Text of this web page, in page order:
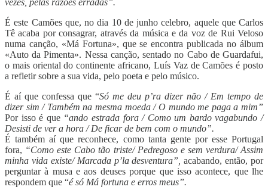
É este Camões que, no dia 10 de junho celebro, aquele que Carlos
Tê acaba por consagrar, através da música e da voz de Rui Veloso
numa canção, «Má Fortuna», que se encontra publicada no álbum
«Auto da Pimenta». Nessa canção, sentado no Cabo de Guardafui,
o mais oriental do continente africano, Luís Vaz de Camões é posto
a refletir sobre a sua vida, pelo poeta e pelo músico.
É aí que confessa que “Só me deu p’ra dizer não / Em tempo de
dizer sim / Também na mesma moeda / O mundo me paga a mim”
Por isso é que “ando estrada fora / Como um bardo vagabundo /
Desisti de ver a hora / De ficar de bem com o mundo”.
É também aí que reconhece, como tanta gente por esse Portugal
fora, “Como este Cabo tão triste/ Pedregoso e sem verdura/ Assim
minha vida existe/ Marcada p’la desventura”,acabando, então, por
perguntar à musa e aos deuses porque que isso acontece, que lhe
respondem que “é só Má fortuna e erros mеus”.